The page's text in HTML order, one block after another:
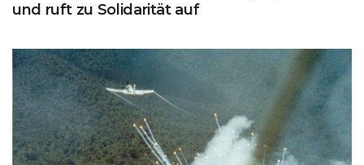
und ruft zu Solidarität auf